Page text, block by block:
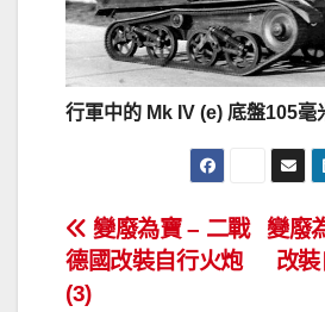
行軍中的 Mk IV (e) 底盤105毫
文
章
變廢
改
變廢為寶 – 二戰
德國改裝自行火炮
(3)